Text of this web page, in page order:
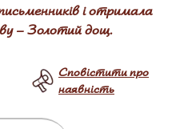
і отримала
– Золотий дощ.
Сповістити про
наявність